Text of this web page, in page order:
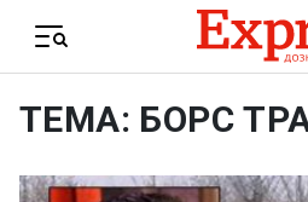
Menu
ТЕМА: БОРС